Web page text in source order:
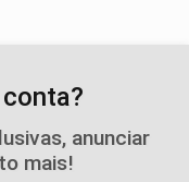
anunciar
mais!